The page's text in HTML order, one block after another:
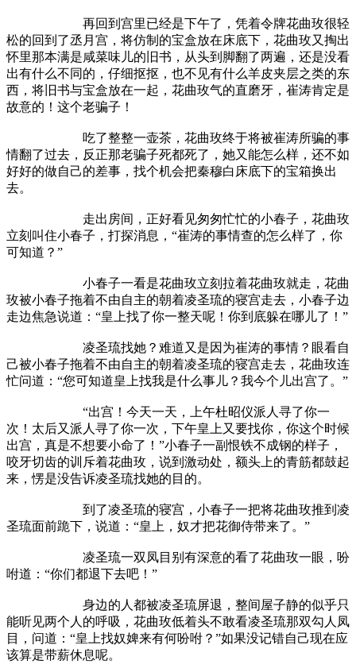
再回到宫里已经是下午了，凭着令牌花曲玫很轻
松的回到了丞月宫，将仿制的宝盒放在床底下，花曲玫又掏出
怀里那本满是咸菜味儿的旧书，从头到脚翻了两遍，还是没看
出有什么不同的，仔细抠抠，也不见有什么羊皮夹层之类的东
西，将旧书与宝盒放在一起，花曲玫气的直磨牙，崔涛肯定是
故意的！这个老骗子！
吃了整整一壶茶，花曲玫终于将被崔涛所骗的事
情翻了过去，反正那老骗子死都死了，她又能怎么样，还不如
好好的做自己的差事，找个机会把秦穆白床底下的宝箱换出
去。
走出房间，正好看见匆匆忙忙的小春子，花曲玫
立刻叫住小春子，打探消息，“崔涛的事情查的怎么样了，你
可知道？”
小春子一看是花曲玫立刻拉着花曲玫就走，花曲
玫被小春子拖着不由自主的朝着凌圣琉的寝宫走去，小春子边
走边焦急说道：“皇上找了你一整天呢！你到底躲在哪儿了！”
凌圣琉找她？难道又是因为崔涛的事情？眼看自
己被小春子拖着不由自主的朝着凌圣琉的寝宫走去，花曲玫连
忙问道：“您可知道皇上找我是什么事儿？我今个儿出宫了。”
“出宫！今天一天，上午杜昭仪派人寻了你一
次！太后又派人寻了你一次，下午皇上又要找你，你这个时候
出宫，真是不想要小命了！”小春子一副恨铁不成钢的样子，
咬牙切齿的训斥着花曲玫，说到激动处，额头上的青筋都鼓起
来，愣是没告诉凌圣琉找她的目的。
到了凌圣琉的寝宫，小春子一把将花曲玫推到凌
圣琉面前跪下，说道：“皇上，奴才把花御侍带来了。”
凌圣琉一双凤目别有深意的看了花曲玫一眼，吩
咐道：“你们都退下去吧！”
身边的人都被凌圣琉屏退，整间屋子静的似乎只
能听见两个人的呼吸，花曲玫低着头不敢看凌圣琉那双勾人凤
目，问道：“皇上找奴婢来有何吩咐？”如果没记错自己现在应
该算是带薪休息呢。